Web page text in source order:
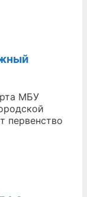
МБУ
первенство